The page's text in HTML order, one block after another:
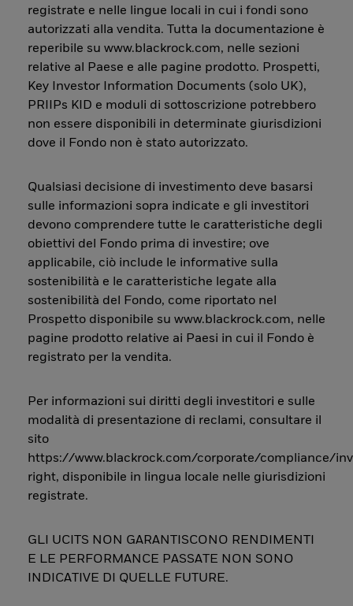
registrate e nelle lingue locali in cui i fondi sono
autorizzati alla vendita. Tutta la documentazione è
reperibile su www.blackrock.com, nelle sezioni
relative al Paese e alle pagine prodotto. Prospetti,
Key Investor Information Documents (solo UK),
PRIIPs KID e moduli di sottoscrizione potrebbero
non essere disponibili in determinate giurisdizioni
dove il Fondo non è stato autorizzato.
Qualsiasi decisione di investimento deve basarsi
sulle informazioni sopra indicate e gli investitori
devono comprendere tutte le caratteristiche degli
obiettivi del Fondo prima di investire; ove
applicabile, ciò include le informative sulla
sostenibilità e le caratteristiche legate alla
sostenibilità del Fondo, come riportato nel
Prospetto disponibile su www.blackrock.com, nelle
pagine prodotto relative ai Paesi in cui il Fondo è
registrato per la vendita.
Per informazioni sui diritti degli investitori e sulle
modalità di presentazione di reclami, consultare il
sito
https://www.blackrock.com/corporate/compliance/
right, disponibile in lingua locale nelle giurisdizioni
registrate.
GLI UCITS NON GARANTISCONO RENDIMENTI
E LE PERFORMANCE PASSATE NON SONO
INDICATIVE DI QUELLE FUTURE.